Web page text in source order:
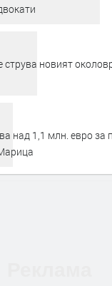
новият
над 1,1 млн. евро за